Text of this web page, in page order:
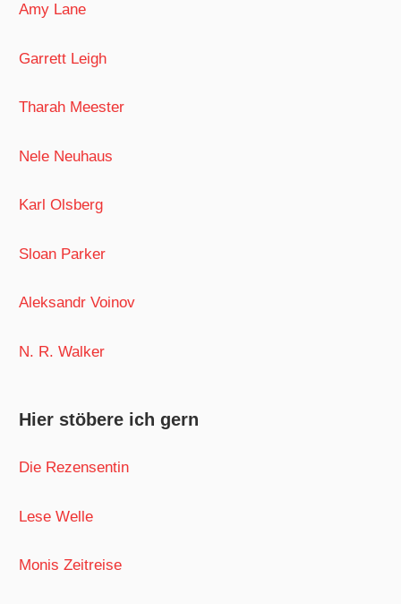
Amy Lane
Garrett Leigh
Tharah Meester
Nele Neuhaus
Karl Olsberg
Sloan Parker
Aleksandr Voinov
N. R. Walker
Hier stöbere ich gern
Die Rezensentin
Lese Welle
Monis Zeitreise